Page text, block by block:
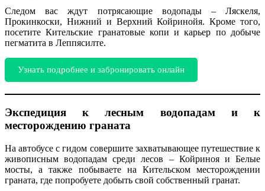
Следом вас ждут потрясающие водопады – Ляскеля,
Прокинкоски, Нижний и Верхний Койринойя. Кроме того,
посетите Кительские гранатовые копи и карьер по добыче
пегматита в Леппясилте.
Узнать подробнее и забронировать онлайн
Экспедиция к лесным водопадам и к
месторождению граната
На автобусе с гидом совершите захватывающее путешествие к
живописным водопадам среди лесов – Койриноя и Белые
мосты, а также побываете на Кительском месторождении
граната, где попробуете добыть свой собственный гранат.